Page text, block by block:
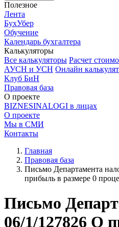
Полезное
Лента
БухУбер
Обучение
Календарь бухгалтера
Калькуляторы
Все калькуляторы Расчет
АУСН и УСН Онлайн
Клуб БиН
Правовая база
О проекте
BIZNESINALOGI в лицах
О проекте
Мы в СМИ
Контакты
Главная
Правовая база
Письмо Департамента
прибыль в размере 0
Письмо
06/1/127826 О